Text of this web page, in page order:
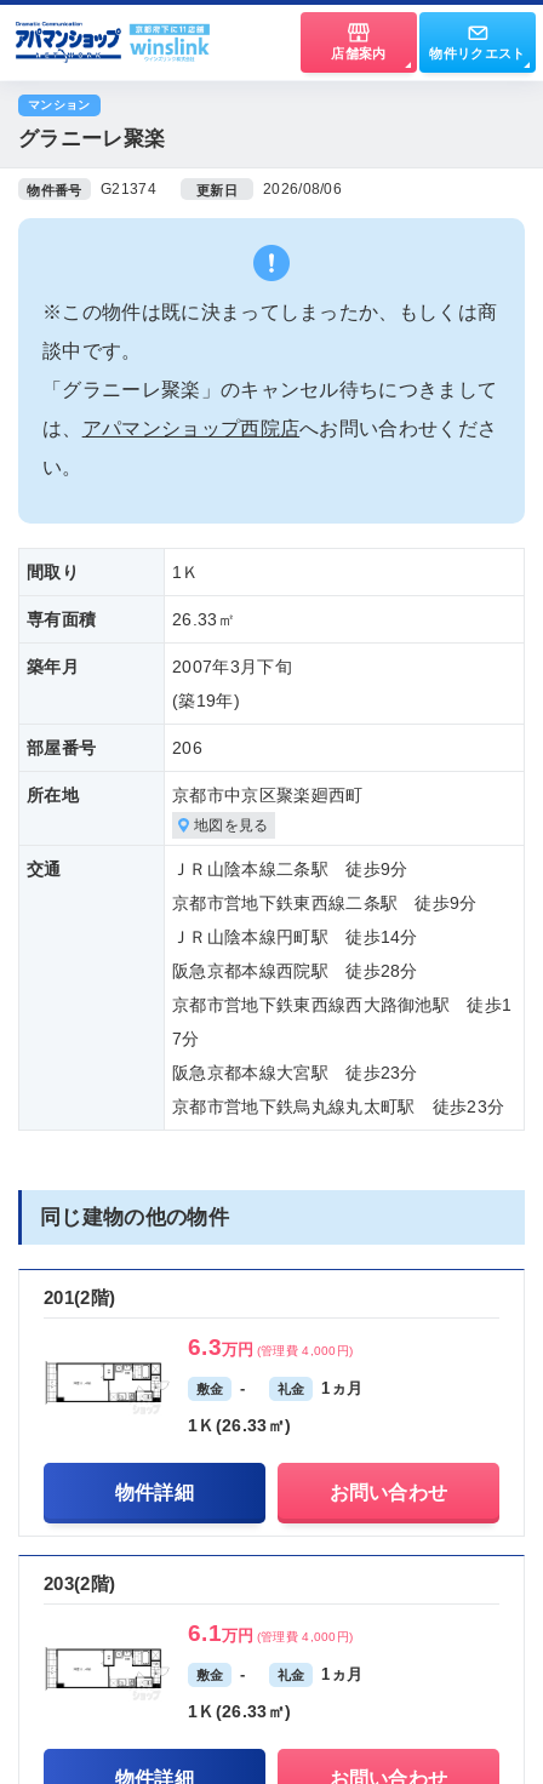
店舗案内 物件リクエスト
マンション
グラニーレ聚楽
物件番号 G21374 更新日 2026/08/06
※この物件は既に決まってしまったか、もしくは商
談中です。
「グラニーレ聚楽」のキャンセル待ちにつきまして
は、 アパマンショップ西院店へお問い合わせくださ
い。
間取り 1Ｋ
専有面積 26.33㎡
築年月
2007年3月下旬
(築19年)
部屋番号 206
所在地 京都市中京区聚楽廻西町
地図を見る
交通
ＪＲ山陰本線二条駅 徒歩9分
京都市営地下鉄東西線二条駅 徒歩9分
ＪＲ山陰本線円町駅 徒歩14分
阪急京都本線西院駅 徒歩28分
京都市営地下鉄東西線西大路御池駅 徒歩1
7分
阪急京都本線大宮駅 徒歩23分
京都市営地下鉄烏丸線丸太町駅 徒歩23分
同じ建物の他の物件
201(2階)
6.3万円 (管理費 4,000円)
敷金 - 礼金 1ヵ月
1Ｋ(26.33㎡)
物件詳細 お問い合わせ
203(2階)
6.1万円 (管理費 4,000円)
敷金 - 礼金 1ヵ月
1Ｋ(26.33㎡)
物件詳細 お問い合わせ